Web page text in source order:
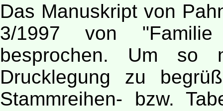
Das Manuskript von
3/1997 von
besprochen. Um so
Drucklegung zu
Stammreihen- bzw.